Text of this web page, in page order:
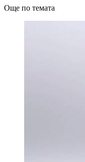
Още по темата